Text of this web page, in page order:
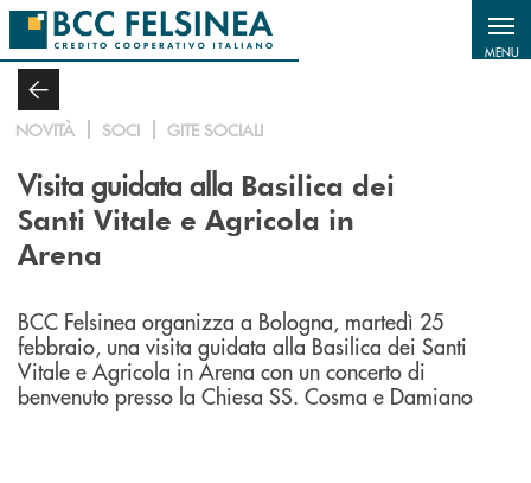
Salta al contenuto principale
MENU
NOVITÀ SOCI GITE SOCIALI
Visita guidata alla Basilica dei
Santi Vitale e Agricola in
Arena
BCC Felsinea organizza a Bologna, martedì 25
febbraio, una visita guidata alla Basilica dei Santi
Vitale e Agricola in Arena con un concerto di
benvenuto presso la Chiesa SS. Cosma e Damiano